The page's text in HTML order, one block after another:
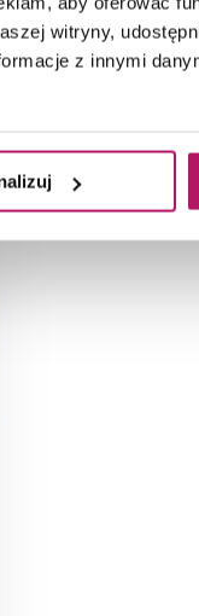
witryny,
z innymiDODAJ
KOSZYKA
Dostępność: